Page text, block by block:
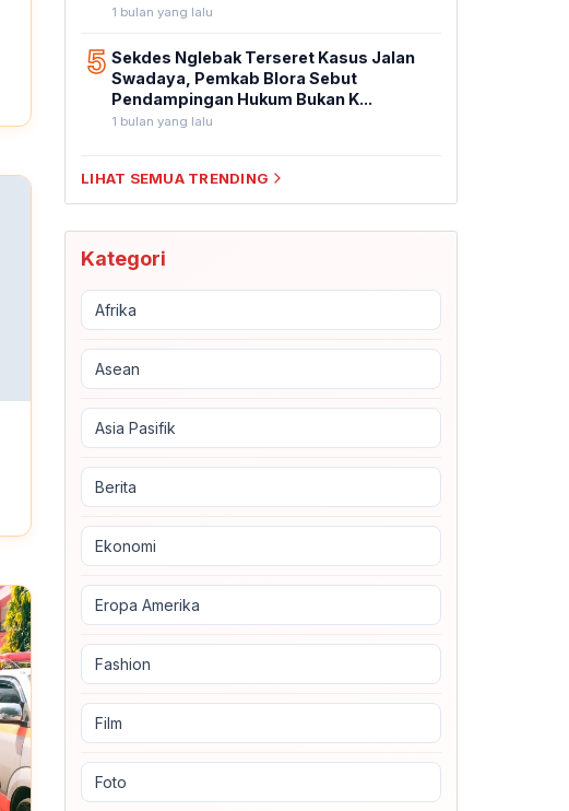
1 bulan yang lalu
5 Sekdes Nglebak Terseret Kasus Jalan
Swadaya, Pemkab Blora Sebut
Pendampingan Hukum Bukan K...
1 bulan yang lalu
LIHAT SEMUA TRENDING
Kategori
Afrika
Asean
Asia Pasifik
Berita
Ekonomi
Eropa Amerika
Fashion
Film
Foto